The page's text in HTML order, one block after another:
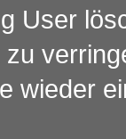
User
wieder